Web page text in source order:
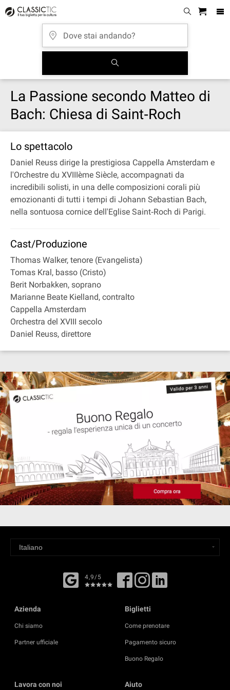
La Passione secondo Matteo di
Bach: Chiesa di Saint‐Roch
Lo spettacolo
Daniel Reuss dirige la prestigiosa Cappella Amsterdam e
l'Orchestre du XVIIIème Siècle, accompagnati da
incredibili solisti, in una delle composizioni corali più
emozionanti di tutti i tempi di Johann Sebastian Bach,
nella sontuosa cornice dell'Eglise Saint‐Roch di Parigi.
Cast/Produzione
Thomas Walker, tenore (Evangelista)
Tomas Kral, basso (Cristo)
Berit Norbakken, soprano
Marianne Beate Kielland, contralto
Cappella Amsterdam
Orchestra del XVIII secolo
Daniel Reuss, direttore
4,9/5
Azienda
Chi siamo
Partner ufficiale
Biglietti
Come prenotare
Pagamento sicuro
Buono Regalo
Lavora con noi Aiuto